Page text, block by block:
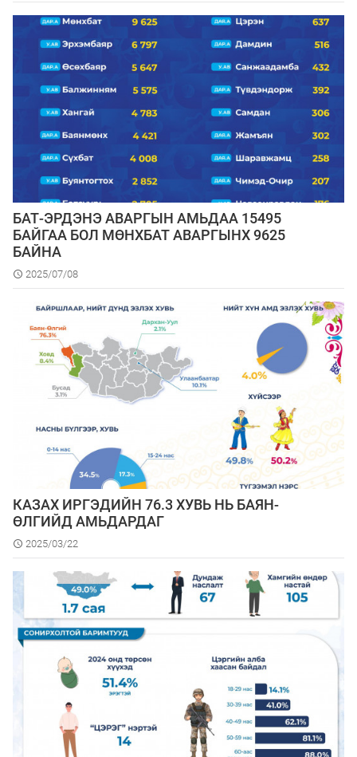
БАТ-ЭРДЭНЭ АВАРГЫН АМЬДАА 15495
БАЙГАА БОЛ МӨНХБАТ АВАРГЫНХ 9625
БАЙНА
2025/07/08
КАЗАХ ИРГЭДИЙН 76.3 ХУВЬ НЬ БАЯН-
ӨЛГИЙД АМЬДАРДАГ
2025/03/22